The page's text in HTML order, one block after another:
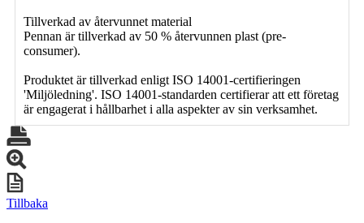
Tillverkad av återvunnet material
Pennan är tillverkad av 50 % återvunnen plast (pre-
consumer).
Produktet är tillverkad enligt ISO 14001-certifieringen
'Miljöledning'. ISO 14001-standarden certifierar att ett företag
är engagerat i hållbarhet i alla aspekter av sin verksamhet.
Tillbaka